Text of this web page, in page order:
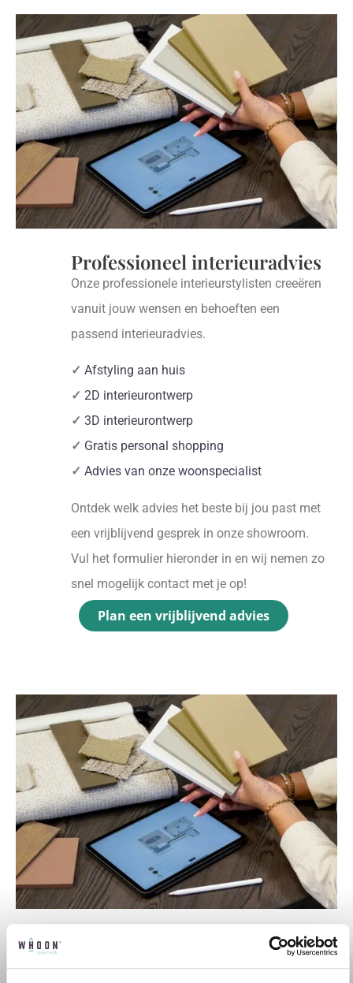
Professioneel interieuradvies
Onze professionele interieurstylisten creeëren
vanuit jouw wensen en behoeften een
passend interieuradvies.
✓ Afstyling aan huis
✓ 2D interieurontwerp
✓ 3D interieurontwerp
✓ Gratis personal shopping
✓ Advies van onze woonspecialist
Ontdek welk advies het beste bij jou past met
een vrijblijvend gesprek in onze showroom.
Vul het formulier hieronder in en wij nemen zo
snel mogelijk contact met je op!
Plan een vrijblijvend advies
Professioneel interieuradvies